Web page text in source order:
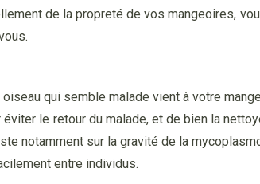
de la propreté de vos mangeoires,
oiseau qui semble malade vient à votre
éviter le retour du malade, et de bien la
notamment sur la gravité de la
entre individus.